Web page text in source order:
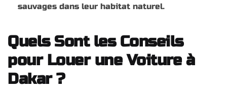
sauvages dans leur habitat naturel.
Quels Sont les Conseils
pour Louer une Voiture à
Dakar ?